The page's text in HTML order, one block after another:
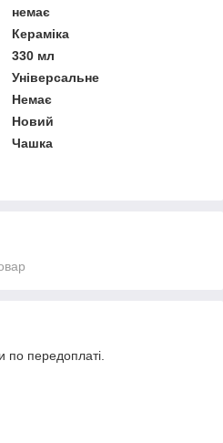
немає
Кераміка
330 мл
Універсальне
Немає
Новий
Чашка
по передоплаті.